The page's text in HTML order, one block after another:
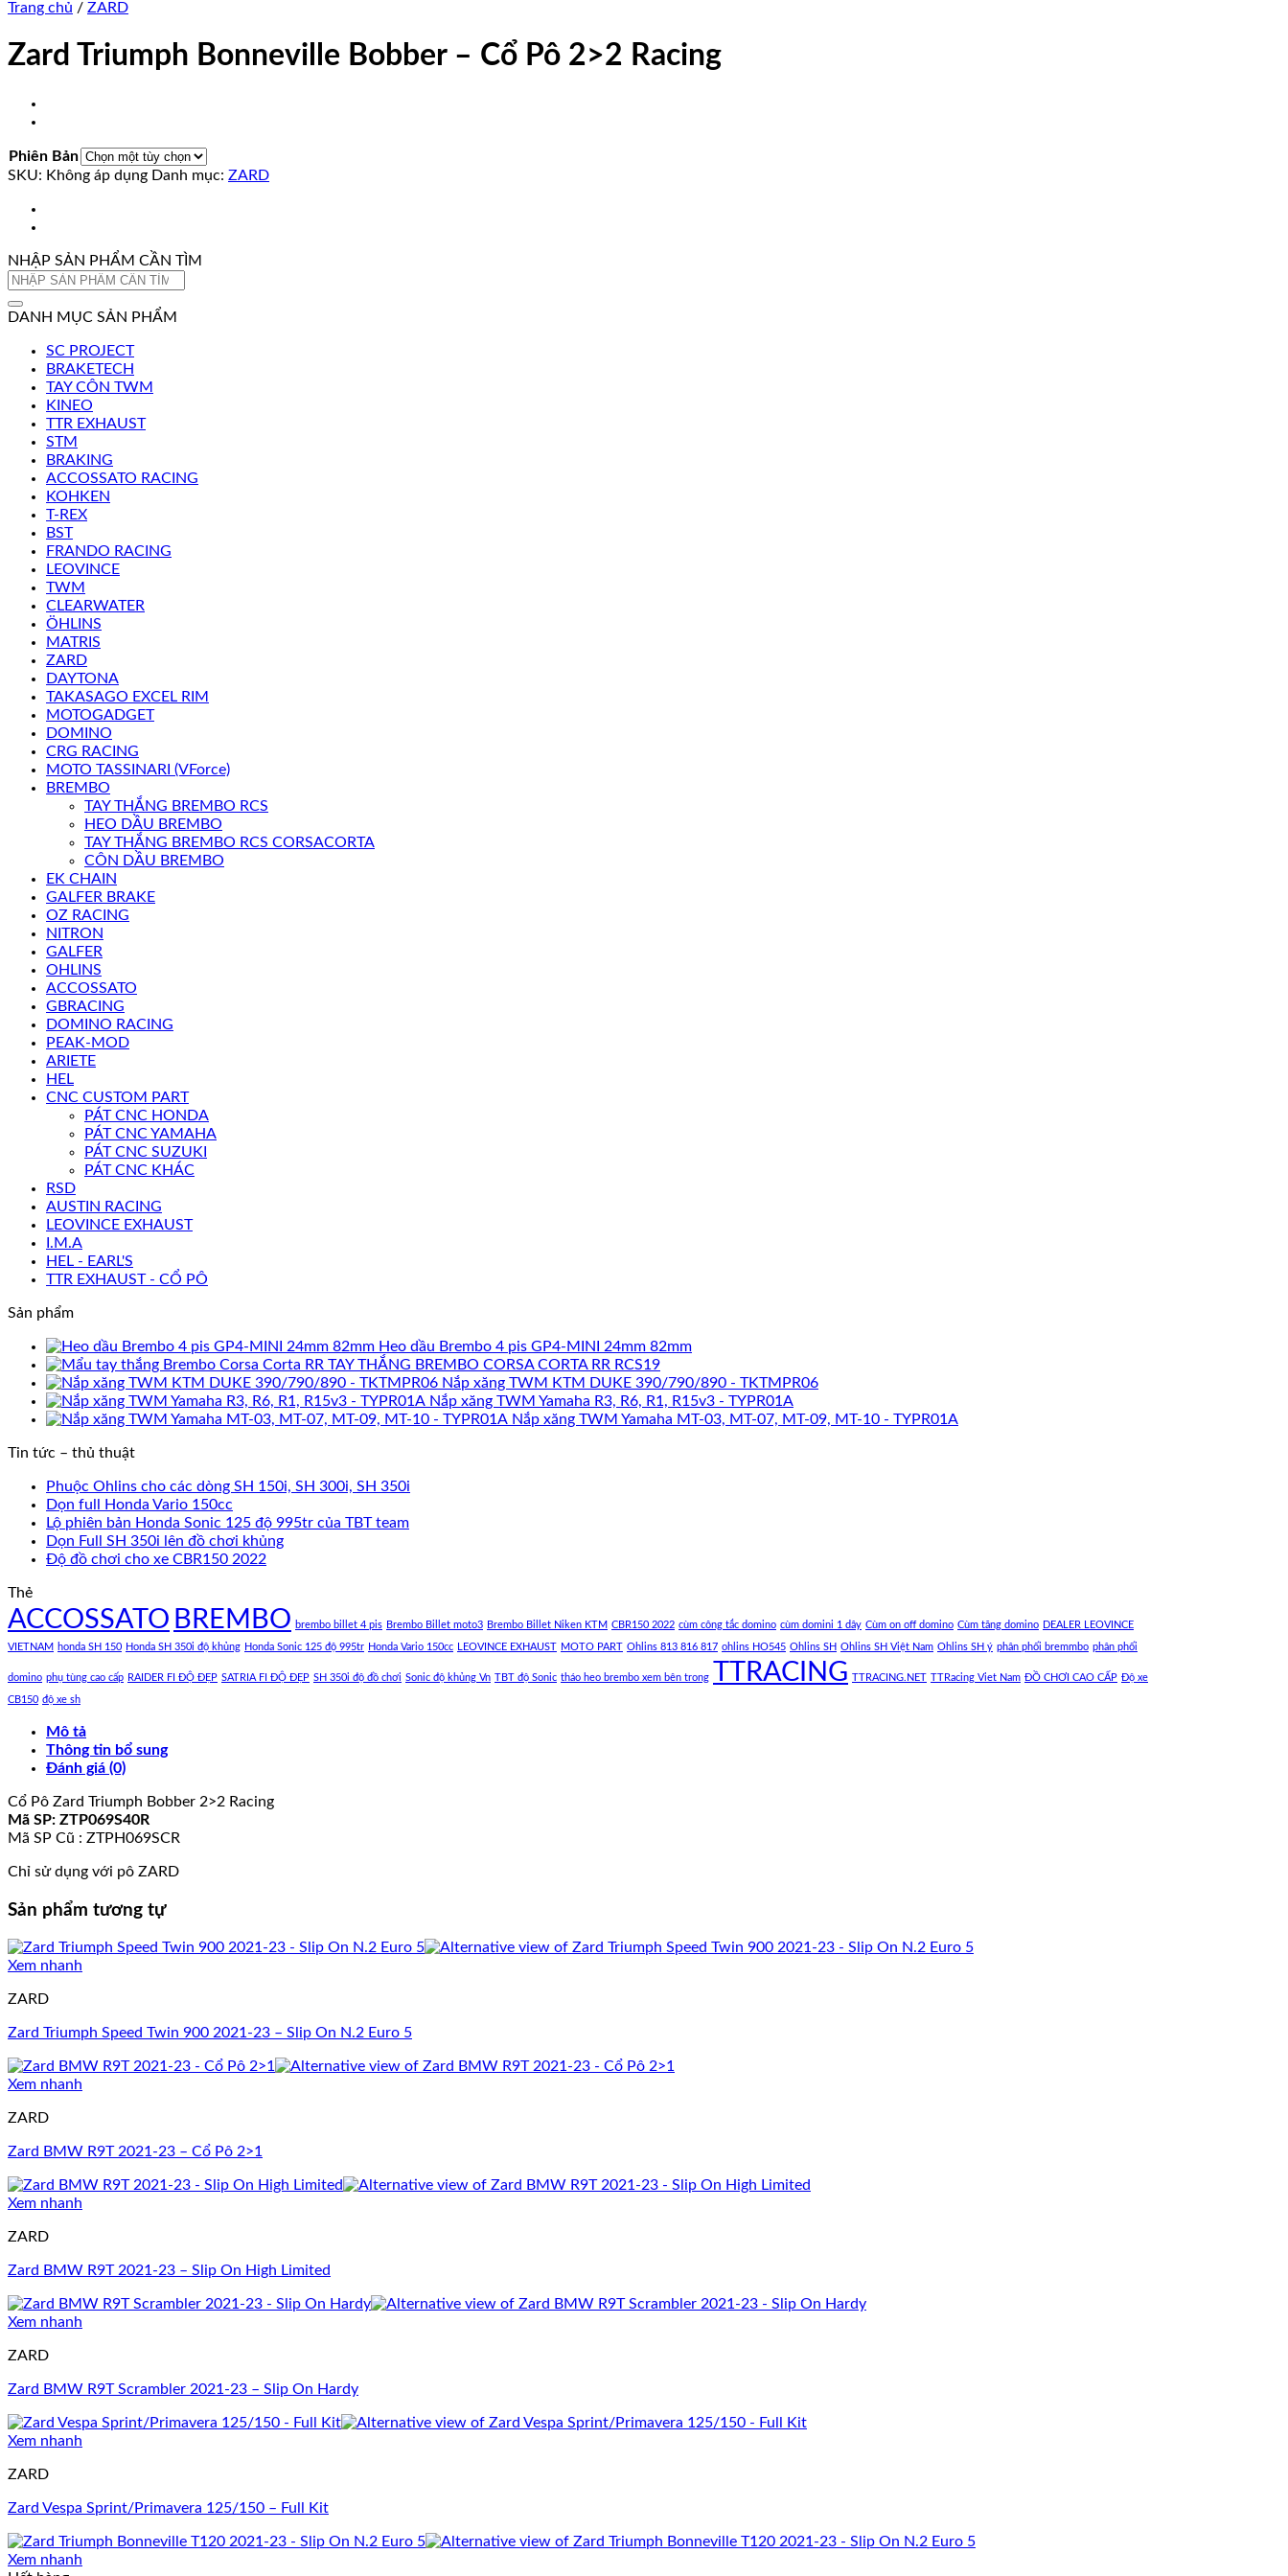
Trang chủ / ZARD
Zard Triumph Bonneville Bobber – Cổ Pô 2>2 Racing
Phiên Bản
SKU: Không áp dụng Danh mục: ZARD
NHẬP SẢN PHẨM CẦN TÌM
Tìm
DANH MỤC SẢN PHẨM
SC PROJECT
BRAKETECH
TAY CÔN TWM
KINEO
TTR EXHAUST
STM
BRAKING
ACCOSSATO RACING
KOHKEN
T-REX
BST
FRANDO RACING
LEOVINCE
TWM
CLEARWATER
ÖHLINS
MATRIS
ZARD
DAYTONA
TAKASAGO EXCEL RIM
MOTOGADGET
DOMINO
CRG RACING
MOTO TASSINARI (VForce)
BREMBO
TAY THẮNG BREMBO RCS
HEO DẦU BREMBO
TAY THẮNG BREMBO RCS CORSACORTA
CÔN DẦU BREMBO
EK CHAIN
GALFER BRAKE
OZ RACING
NITRON
GALFER
OHLINS
ACCOSSATO
GBRACING
DOMINO RACING
PEAK-MOD
ARIETE
HEL
CNC CUSTOM PART
PÁT CNC HONDA
PÁT CNC YAMAHA
PÁT CNC SUZUKI
PÁT CNC KHÁC
RSD
AUSTIN RACING
LEOVINCE EXHAUST
I.M.A
HEL - EARL'S
TTR EXHAUST - CỔ PÔ
Sản phẩm
Heo dầu Brembo 4 pis GP4-MINI 24mm 82mm
TAY THẮNG BREMBO CORSA CORTA RR RCS19
Nắp xăng TWM KTM DUKE 390/790/890 - TKTMPR06
Nắp xăng TWM Yamaha R3, R6, R1, R15v3 - TYPR01A
Nắp xăng TWM Yamaha MT-03, MT-07, MT-09, MT-10 - TYPR01A
Tin tức – thủ thuật
Phuộc Ohlins cho các dòng SH 150i, SH 300i, SH 350i
Dọn full Honda Vario 150cc
Lộ phiên bản Honda Sonic 125 độ 995tr của TBT team
Dọn Full SH 350i lên đồ chơi khủng
Độ đồ chơi cho xe CBR150 2022
Thẻ
ACCOSSATO BREMBO brembo billet 4 pis Brembo Billet moto3 Brembo Billet Niken KTM CBR150 2022 cùm công tắc domino cùm domini 1 dây Cùm on off domino Cùm tăng domino DEALER LEOVINCE
VIETNAM honda SH 150 Honda SH 350i độ khủng Honda Sonic 125 độ 995tr Honda Vario 150cc LEOVINCE EXHAUST MOTO PART Ohlins 813 816 817 ohlins HO545 Ohlins SH Ohlins SH Việt Nam Ohlins SH ý phân phối bremmbo phân phối
domino phụ tùng cao cấp RAIDER FI ĐỘ ĐẸP SATRIA FI ĐỘ ĐẸP SH 350i độ đồ chơi Sonic độ khủng Vn TBT độ Sonic tháo heo brembo xem bên trong TTRACING TTRACING.NET TTRacing Viet Nam ĐỒ CHƠI CAO CẤP Độ xe
CB150 độ xe sh
Mô tả
Thông tin bổ sung
Đánh giá (0)
Cổ Pô Zard Triumph Bobber 2>2 Racing
Mã SP: ZTP069S40R
Mã SP Cũ : ZTPH069SCR
Chỉ sử dụng với pô ZARD
Sản phẩm tương tự
Xem nhanh
ZARD
Zard Triumph Speed Twin 900 2021-23 – Slip On N.2 Euro 5
Xem nhanh
ZARD
Zard BMW R9T 2021-23 – Cổ Pô 2>1
Xem nhanh
ZARD
Zard BMW R9T 2021-23 – Slip On High Limited
Xem nhanh
ZARD
Zard BMW R9T Scrambler 2021-23 – Slip On Hardy
Xem nhanh
ZARD
Zard Vespa Sprint/Primavera 125/150 – Full Kit
Xem nhanh